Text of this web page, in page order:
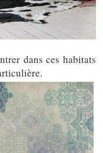
dans ces habitats